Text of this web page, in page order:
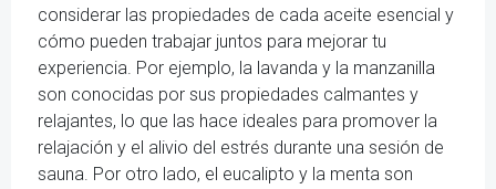
considerar las propiedades de cada aceite esencial y
cómo pueden trabajar juntos para mejorar tu
experiencia. Por ejemplo, la lavanda y la manzanilla
son conocidas por sus propiedades calmantes y
relajantes, lo que las hace ideales para promover la
relajación y el alivio del estrés durante una sesión de
sauna. Por otro lado, el eucalipto y la menta son